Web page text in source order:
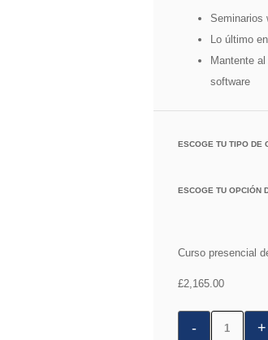
Seminarios
Lo último
Mantente
software
ESCOGE TU TIPO DE
ESCOGE TU OPCIÓN
Curso presencial
£2,165.00